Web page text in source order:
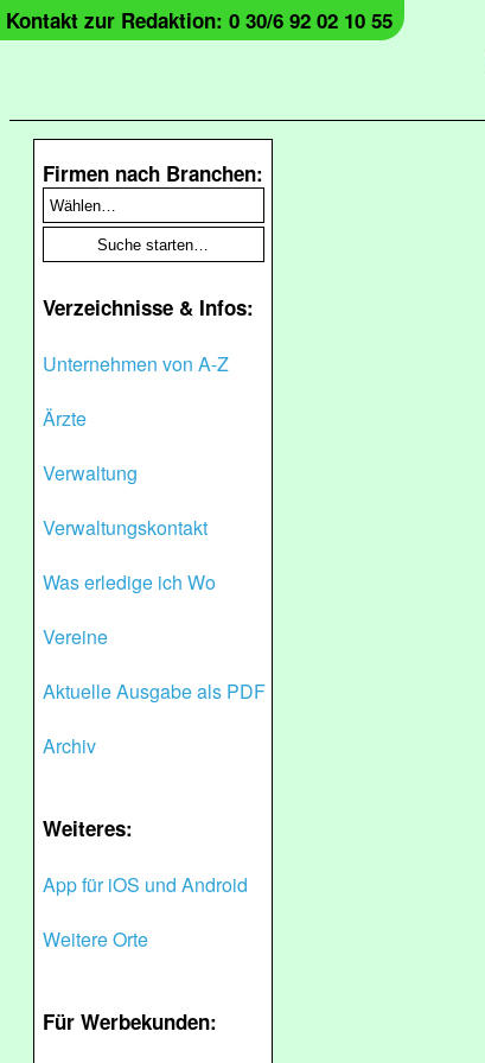
Kontakt zur Redaktion: 0 30/6 92 02 10 55
Firmen nach Branchen:
Verzeichnisse & Infos:
Unternehmen von A-Z
Ärzte
Verwaltung
Verwaltungskontakt
Was erledige ich Wo
Vereine
Aktuelle Ausgabe als PDF
Archiv
Weiteres:
App für iOS und Android
Weitere Orte
Für Werbekunden: